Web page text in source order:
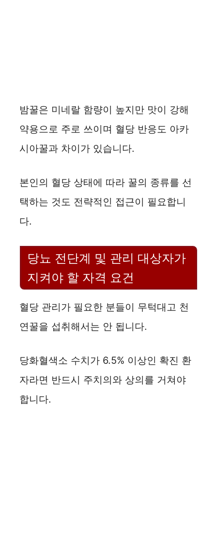
밤꿀은 미네랄 함량이 높지만 맛이 강해
약용으로 주로 쓰이며 혈당 반응도 아카
시아꿀과 차이가 있습니다.
본인의 혈당 상태에 따라 꿀의 종류를 선
택하는 것도 전략적인 접근이 필요합니
다.
당뇨 전단계 및 관리 대상자가
지켜야 할 자격 요건
혈당 관리가 필요한 분들이 무턱대고 천
연꿀을 섭취해서는 안 됩니다.
당화혈색소 수치가 6.5% 이상인 확진 환
자라면 반드시 주치의와 상의를 거쳐야
합니다.